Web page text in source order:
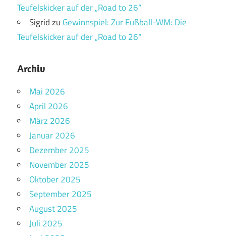
Teufelskicker auf der „Road to 26“
Sigridzu Gewinnspiel: Zur Fußball-WM: Die
Teufelskicker auf der „Road to 26“
Archiv
Mai 2026
April 2026
März 2026
Januar 2026
Dezember 2025
November 2025
Oktober 2025
September 2025
August 2025
Juli 2025